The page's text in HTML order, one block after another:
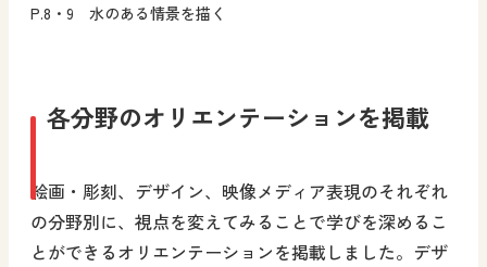
P.8・9 水のある情景を描く
各分野のオリエンテーションを掲載
絵画・彫刻、デザイン、映像メディア表現のそれぞれ
の分野別に、視点を変えてみることで学びを深めるこ
とができるオリエンテーションを掲載しました。デザ